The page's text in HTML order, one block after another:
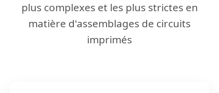
plus complexes et les plus strictes en
matière d'assemblages de circuits
imprimés